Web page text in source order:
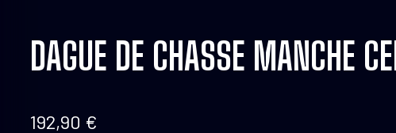
DAGUE DE CHASSE MANCHE
192,90 €